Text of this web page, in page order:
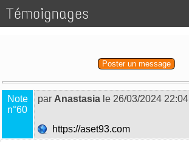
Témoignages
Poster un message
Note
n°60
par Anastasia le 26/03/2024 22:04
https://aset93.com